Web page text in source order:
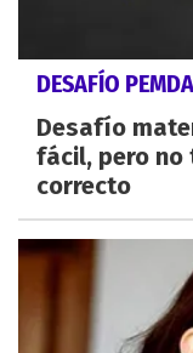
DESAFÍO
Desafío
fácil, pero no
correcto